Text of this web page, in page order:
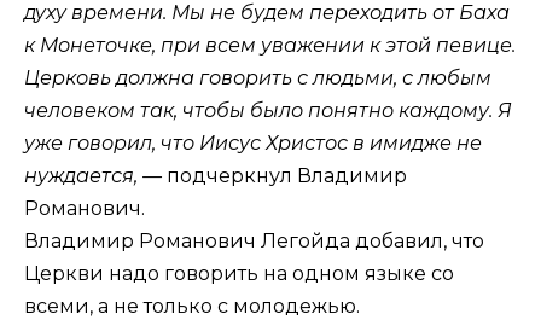
духу времени. Мы не будем переходить от Баха
к Монеточке, при всем уважении к этой певице.
Церковь должна говорить с людьми, с любым
человеком так, чтобы было понятно каждому. Я
уже говорил, что Иисус Христос в имидже не
нуждается, — подчеркнул Владимир
Романович.
Владимир Романович Легойда добавил, что
Церкви надо говорить на одном языке со
всеми, а не только с молодежью.